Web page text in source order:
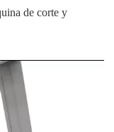
de corte y